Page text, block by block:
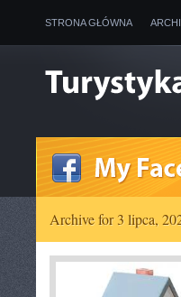
STRONA GŁÓWNA
Archive for 3 lipca,